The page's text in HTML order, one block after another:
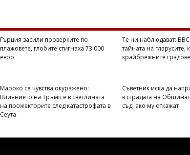
Гърция засили проверките по
плажовете, глобите стигнаха 73 000
евро
Те ни наблюдават:
тайната на гларусите,
крайбрежните градове
Мароко се чувства окуражено:
Влиянието на Тръмп е в светлината
на прожекторите след катастрофата в
Сеута
Съветник иска да
в сградата на
съд, ако му откажат